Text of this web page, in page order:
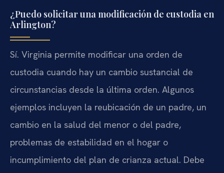
¿Puedo solicitar una modificación de custodia en
Arlington?
Sí. Virginia permite modificar una orden de
custodia cuando hay un cambio sustancial de
circunstancias desde la última orden. Algunos
ejemplos incluyen la reubicación de un padre, un
cambio en la salud del menor o del padre,
problemas de estabilidad en el hogar o
incumplimiento del plan de crianza actual. Debe